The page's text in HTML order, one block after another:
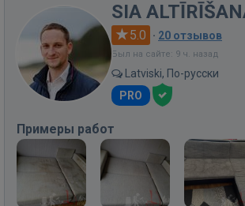
SIA
5.0 · 20 отзывов
Был на сайте: 9 ч. назад
Latviski, По-русски
PRO
Примеры работ